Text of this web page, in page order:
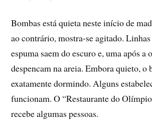
Bombas está quieta neste início de
ao contrário, mostra-se agitado.
espuma saem do escuro e, uma após a
despencam na areia. Embora quieto, o
exatamente dormindo. Alguns
funcionam. O “Restaurante do
recebe algumas pessoas.